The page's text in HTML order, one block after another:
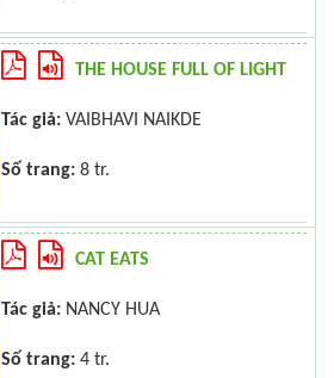
THE HOUSE FULL OF LIGHT
Tác giả: VAIBHAVI NAIKDE
Số trang: 8 tr.
CAT EATS
Tác giả: NANCY HUA
Số trang: 4 tr.